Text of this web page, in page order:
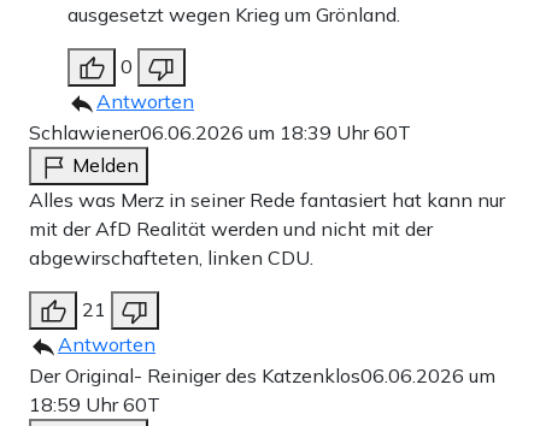
ausgesetzt wegen Krieg um Grönland.
0
Antworten
Schlawiener06.06.2026 um 18:39 Uhr60T
Melden
Alles was Merz in seiner Rede fantasiert hat kann nur
mit der AfD Realität werden und nicht mit der
abgewirschafteten, linken CDU.
21
Antworten
Der Original- Reiniger des Katzenklos06.06.2026 um
18:59 Uhr60T